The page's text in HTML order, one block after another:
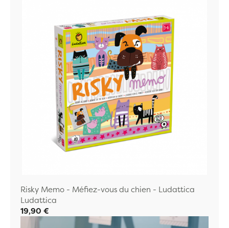
Risky Memo - Méfiez-vous du chien - Ludattica
Ludattica
19,90 €